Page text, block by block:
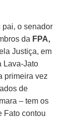
pai, o senador
da FPA,
Justiça, em
Lava-Jato
primeira vez
de
– tem os
Fato contou